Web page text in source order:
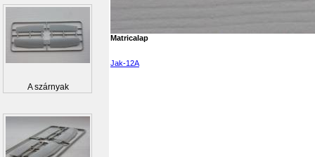
Matricalap
Jak-12A
A szárnyak